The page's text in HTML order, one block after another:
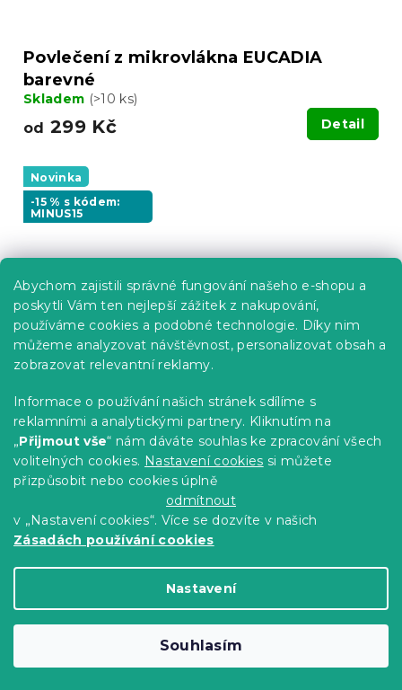
Abychom zajistili správné fungování našeho e-shopu a
poskytli Vám ten nejlepší zážitek z nakupování,
používáme cookies a podobné technologie. Díky nim
můžeme analyzovat návštěvnost, personalizovat obsah a
zobrazovat relevantní reklamy.
Informace o používání našich stránek sdílíme s
reklamními a analytickými partnery. Kliknutím na
„Přijmout vše“ nám dáváte souhlas ke zpracování všech
volitelných cookies. Nastavení cookies si můžete
přizpůsobit nebo cookies úplně
odmítnout
v „Nastavení cookies“. Více se dozvíte v našich
Zásadách používání cookies
Nastavení
Souhlasím
Povlečení z mikrovlákna EUCADIA
barevné
Skladem (>10 ks)
od 299 Kč Detail
Novinka
-15 % s kódem:
MINUS15
Přehoz na postel FLORAMA bílý
Skladem (>10 ks)
od 399 Kč
Novinka
-15 % s kódem: